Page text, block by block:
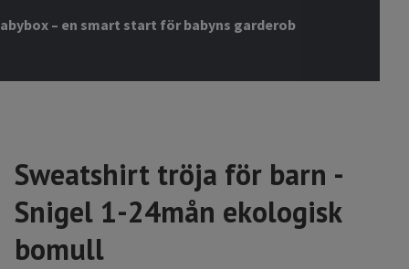
– en smart start för babyns garderob
Sweatshirt tröja för barn -
Snigel 1-24mån ekologisk
bomull